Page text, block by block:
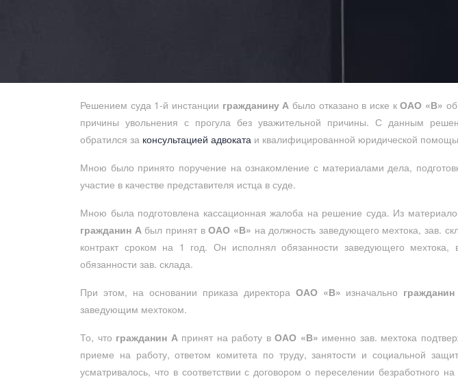
Решением суда 1-й инстанции гражданину А было отказано в иске кОАО «В»
причины увольнения с прогула без уважительной причины. С данным
обратился за консультацией адвоката и квалифицированной юридической
Мною было принято поручение на ознакомление с материалами дела,
участие в качестве представителя истца в суде.
Мною была подготовлена кассационная жалоба на решение суда. Из
гражданин Абыл принят вОАО «В» на должность заведующего мехтока, зав.
контракт сроком на 1 год. Он исполнял обязанности заведующего
обязанности зав. склада.
При этом, на основании приказа директора ОАО «В» изначально
заведующим мехтоком.
То, что гражданин Апринят на работу в ОАО «В» именно зав. мехтока
приеме на работу, ответом комитета по труду, занятости и социальной
усматривалось, что в соответствии с договором о переселении безработного